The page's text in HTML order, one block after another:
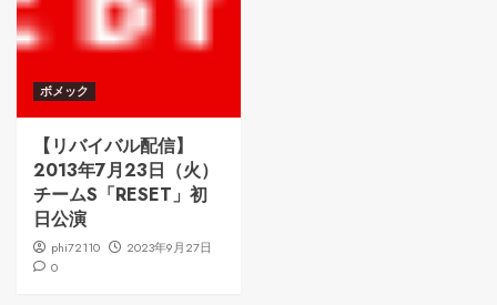
ボメック
【リバイバル配信】
2013年7月23日（火）
チームS「RESET」初
日公演
phi72110
2023年9月27日
0